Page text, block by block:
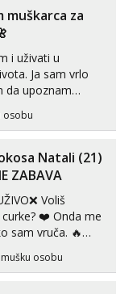
muškarca za
i uživati u
Ja sam vrlo
da upoznam
Klikni na link
osobu
Natali (21)
ZABAVA
Voliš
❤️ Onda me
sam vruča.‎ ️‍🔥
100%
su mi uvijek
osobu